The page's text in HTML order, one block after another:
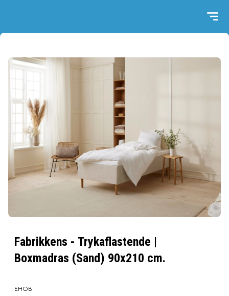
Fabrikkens - Trykaflastende |
Boxmadras (Sand) 90x210 cm.
EHOB